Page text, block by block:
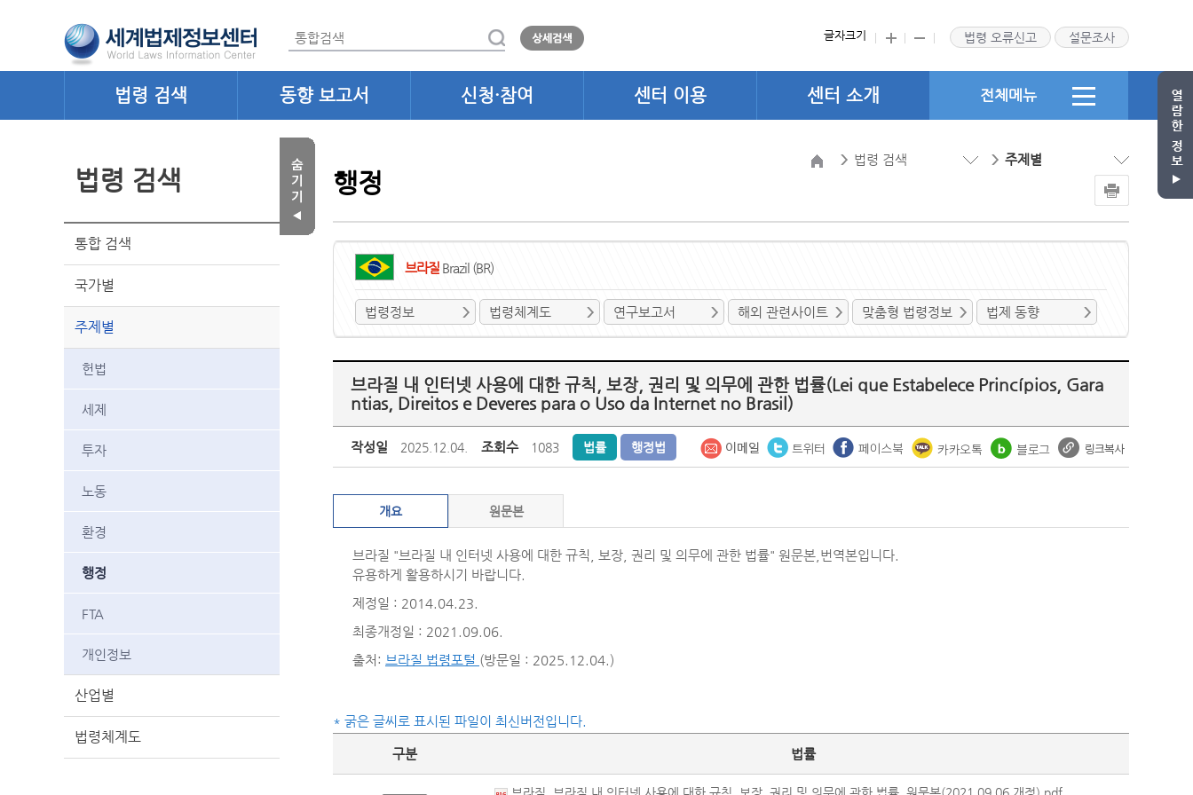
글자크기 법령 오류신고 설문조사
법령 검색 동향 보고서 신청·참여 센터 이용 센터 소개 전체메뉴
법령 검색
통합 검색
국가별
주제별
헌법
세제
투자
노동
환경
행정
FTA
개인정보
산업별
법령체계도
법령 검색 주제별
행정
브라질 Brazil (BR)
법령정보 법령체계도 연구보고서 해외 관련사이트 맞춤형 법령정보 법제 동향
브라질 내 인터넷 사용에 대한 규칙, 보장, 권리 및 의무에 관한 법률(Lei que Estabelece Princípios, Gara
ntias, Direitos e Deveres para o Uso da Internet no Brasil)
작성일 2025.12.04. 조회수 1083 법률 행정법
개요 원문본
브라질 "브라질 내 인터넷 사용에 대한 규칙, 보장, 권리 및 의무에 관한 법률" 원문본,번역본입니다.
유용하게 활용하시기 바랍니다.
제정일 : 2014.04.23.
최종개정일 : 2021.09.06.
출처: 브라질 법령포털 (방문일 : 2025.12.04.)
* 굵은 글씨로 표시된 파일이 최신버전입니다.
구분 법률